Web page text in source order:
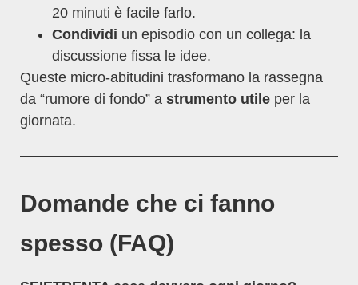
20 minuti è facile farlo.
Condividi un episodio con un collega: la
discussione fissa le idee.
Queste micro-abitudini trasformano la rassegna
da “rumore di fondo” a strumento utile per la
giornata.
Domande che ci fanno
spesso (FAQ)